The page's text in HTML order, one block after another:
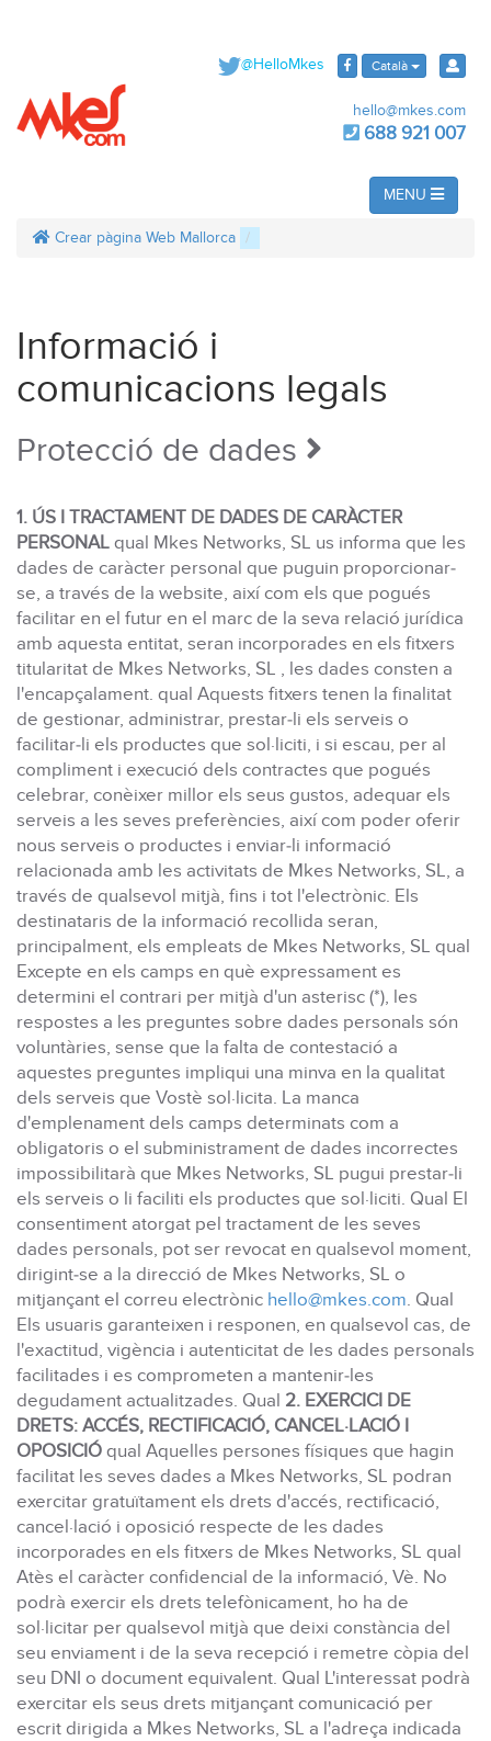
@HelloMkes Català
hello@mkes.com
688 921 007
MENU
Crear pàgina Web Mallorca
Informació i
comunicacions legals
Protecció de dades
1. ÚS I TRACTAMENT DE DADES DE CARÀCTER
PERSONAL qual Mkes Networks, SL us informa que les
dades de caràcter personal que puguin proporcionar-
se, a través de la website, així com els que pogués
facilitar en el futur en el marc de la seva relació jurídica
amb aquesta entitat, seran incorporades en els fitxers
titularitat de Mkes Networks, SL , les dades consten a
l'encapçalament. qual Aquests fitxers tenen la finalitat
de gestionar, administrar, prestar-li els serveis o
facilitar-li els productes que sol·liciti, i si escau, per al
compliment i execució dels contractes que pogués
celebrar, conèixer millor els seus gustos, adequar els
serveis a les seves preferències, així com poder oferir
nous serveis o productes i enviar-li informació
relacionada amb les activitats de Mkes Networks, SL, a
través de qualsevol mitjà, fins i tot l'electrònic. Els
destinataris de la informació recollida seran,
principalment, els empleats de Mkes Networks, SL qual
Excepte en els camps en què expressament es
determini el contrari per mitjà d'un asterisc (*), les
respostes a les preguntes sobre dades personals són
voluntàries, sense que la falta de contestació a
aquestes preguntes impliqui una minva en la qualitat
dels serveis que Vostè sol·licita. La manca
d'emplenament dels camps determinats com a
obligatoris o el subministrament de dades incorrectes
impossibilitarà que Mkes Networks, SL pugui prestar-li
els serveis o li faciliti els productes que sol·liciti. Qual El
consentiment atorgat pel tractament de les seves
dades personals, pot ser revocat en qualsevol moment,
dirigint-se a la direcció de Mkes Networks, SL o
mitjançant el correu electrònic hello@mkes.com. Qual
Els usuaris garanteixen i responen, en qualsevol cas, de
l'exactitud, vigència i autenticitat de les dades personals
facilitades i es comprometen a mantenir-les
degudament actualitzades. Qual 2. EXERCICI DE
DRETS: ACCÉS, RECTIFICACIÓ, CANCEL·LACIÓ I
OPOSICIÓ qual Aquelles persones físiques que hagin
facilitat les seves dades a Mkes Networks, SL podran
exercitar gratuïtament els drets d'accés, rectificació,
cancel·lació i oposició respecte de les dades
incorporades en els fitxers de Mkes Networks, SL qual
Atès el caràcter confidencial de la informació, Vè. No
podrà exercir els drets telefònicament, ho ha de
sol·licitar per qualsevol mitjà que deixi constància del
seu enviament i de la seva recepció i remetre còpia del
seu DNI o document equivalent. Qual L'interessat podrà
exercitar els seus drets mitjançant comunicació per
escrit dirigida a Mkes Networks, SL a l'adreça indicada